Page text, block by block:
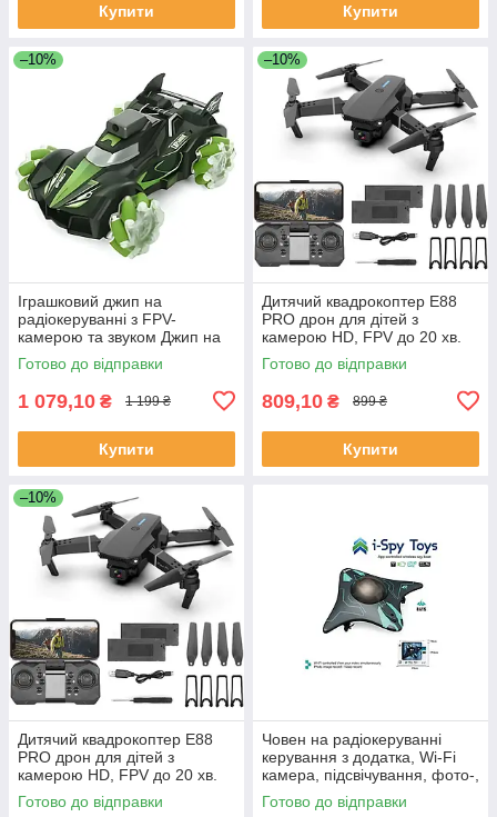
Купити Купити
–10%
Іграшковий джип на
радіокеруванні з FPV-
камерою та звуком Джип на
ролекових колесах з
підсвічуванням
Готово до відправки
1 079,10 ₴ 1 199 ₴
Купити
–10%
Дитячий квадрокоптер E88
PRO дрон для дітей з
камерою HD, FPV до 20 хв.
польоту \ кейс
Готово до відправки
809,10 ₴ 899 ₴
Купити
–10%
Дитячий квадрокоптер E88
PRO дрон для дітей з
камерою HD, FPV до 20 хв.
польоту \ кейс
Готово до відправки
Човен на радіокеруванні
керування з додатка, Wi-Fi
камера, підсвічування, фото-,
відеозйомка, вбудованний
акумулятор
Готово до відправки